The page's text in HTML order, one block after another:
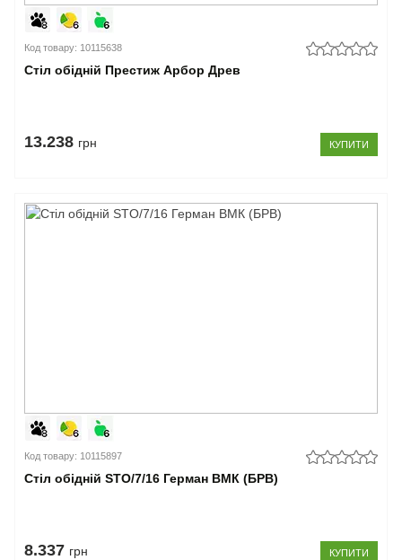
Код товару: 10115638
Стіл обідній Престиж Арбор Древ
13.238 грн КУПИТИ
Код товару: 10115897
Стіл обідній STO/7/16 Герман ВМК (БРВ)
8.337 грн КУПИТИ